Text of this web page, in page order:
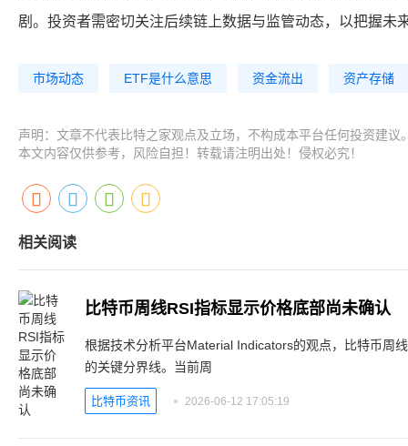
剧。投资者需密切关注后续链上数据与监管动态，以把握未
市场动态 ETF是什么意思 资金流出 资产存储
声明：文章不代表比特之家观点及立场，不构成本平台任何投资建
本文内容仅供参考，风险自担！转载请注明出处！侵权必究！
相关阅读
比特币周线RSI指标显示价格底部尚未确认
根据技术分析平台Material Indicators的观点，比特币周
的关键分界线。当前周
比特币资讯 2026-06-12 17:05:19